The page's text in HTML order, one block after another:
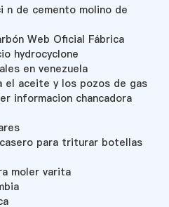
n de cemento molino de
Web Oficial Fábrica
hydrocyclone
en venezuela
el aceite y los pozos de gas
informacion chancadora
para triturar botellas
moler varita